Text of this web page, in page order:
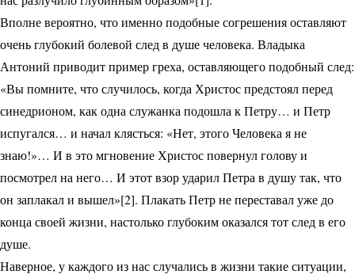
Вполне вероятно, что именно подобные согрешения оставляют
очень глубокий болевой след в душе человека. Владыка
Антоний приводит пример греха, оставляющего подобный след:
«Вы помните, что случилось, когда Христос предстоял перед
синедрионом, как одна служанка подошла к Петру… и Петр
испугался… и начал клясться: «Нет, этого Человека я не
знаю!»… И в это мгновение Христос повернул голову и
посмотрел на него… И этот взор ударил Петра в душу так, что
он заплакал и вышел»[2]. Плакать Петр не переставал уже до
конца своей жизни, настолько глубоким оказался тот след в его
душе.
Наверное, у каждого из нас случались в жизни такие ситуации,